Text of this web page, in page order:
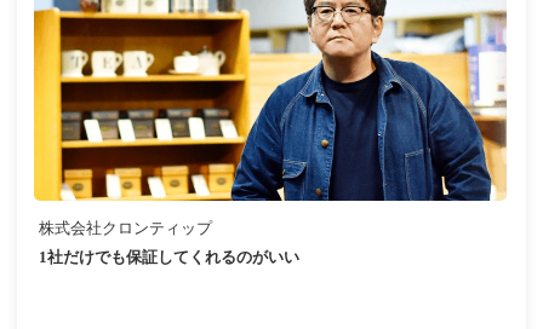
株式会社クロンティップ
1社だけでも保証してくれるのがいい